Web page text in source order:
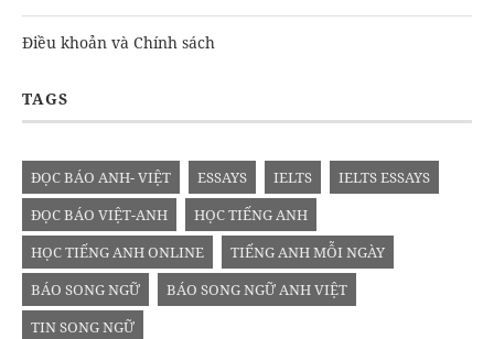
Điều khoản và Chính sách
TAGS
ĐỌC BÁO ANH- VIỆT ESSAYS IELTS
IELTS ESSAYS
ĐỌC BÁO VIỆT-ANH
HỌC TIẾNG ANH
HỌC TIẾNG ANH ONLINE
TIẾNG ANH MỖI NGÀY
BÁO SONG NGỮ
BÁO SONG NGỮ ANH VIỆT
TIN SONG NGỮ